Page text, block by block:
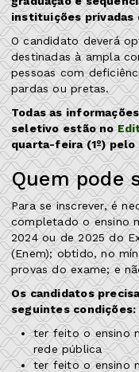
instituições privadas
O candidato deverá
destinadas à ampla
pessoas com
pardas ou pretas.
Todas as
seletivo estão no
quarta-feira (1º) pelo
Quem pode
Para se inscrever, é
completado o ensino
2024 ou de 2025 do
(Enem); obtido, no
provas do exame; e
Os candidatos
seguintes condições:
ter feito o ensino
rede pública
ter feito o ensino